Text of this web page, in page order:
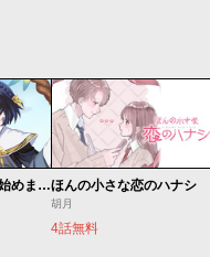
世界最強の魔女、始めました ～私だけ『攻略サイト』を見れる世界で自由に生きます～ほんの小さな恋のハナシ
胡月
4話無料